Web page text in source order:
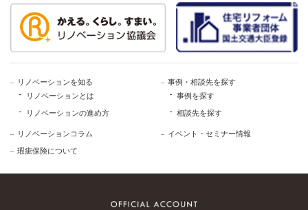
リノベーションを知る
リノベーションとは
リノベーションの進め方
リノベーションコラム
瑕疵保険について
事例・相談先を探す
事例を探す
相談先を探す
イベント・セミナー情報